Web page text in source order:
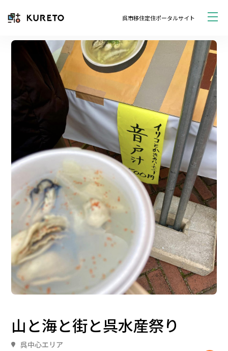
呉市移住定住ポータルサイト
山と海と街と呉水産祭り
呉中心エリア